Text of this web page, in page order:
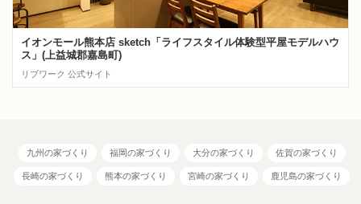
イオンモール熊本店 sketch「ライフスタイル体験型平屋モデルハウ
ス」(上益城郡嘉島町)
リブワーク 公式サイト
九州の家づくり 福岡の家づくり 大分の家づくり 佐賀の家づくり
長崎の家づくり 熊本の家づくり 宮崎の家づくり 鹿児島の家づくり